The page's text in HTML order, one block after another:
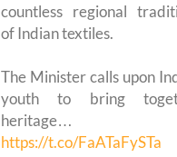
countless regional
of Indian textiles.
The Minister calls upon
youth to bring
heritage…
https://t.co/FaATaFySTa